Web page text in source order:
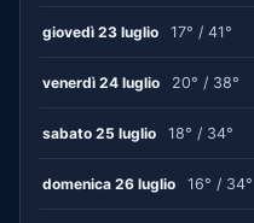
giovedì 23 luglio 17° / 41°
venerdì 24 luglio 20° / 38°
sabato 25 luglio 18° / 34°
domenica 26 luglio 16° / 34°